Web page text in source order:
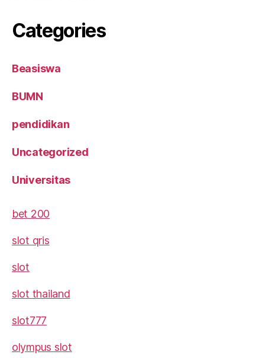
Categories
Beasiswa
BUMN
pendidikan
Uncategorized
Universitas
bet 200
slot qris
slot
slot thailand
slot777
olympus slot